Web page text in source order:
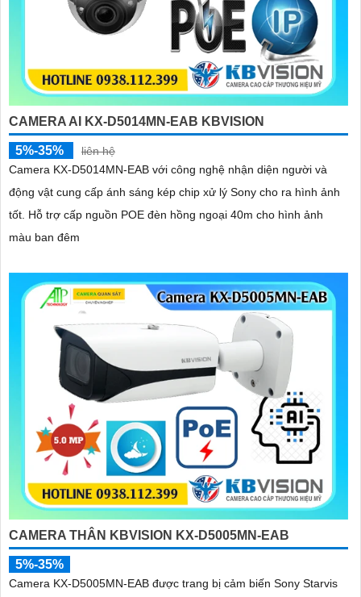
CAMERA AI KX-D5014MN-EAB KBVISION
5%-35%
liên hệ
Camera KX-D5014MN-EAB với công nghệ nhận diện người và
động vật cung cấp ánh sáng kép chip xử lý Sony cho ra hình ảnh
tốt. Hỗ trợ cấp nguồn POE đèn hồng ngoại 40m cho hình ảnh
màu ban đêm
CAMERA THÂN KBVISION KX-D5005MN-EAB
5%-35%
Camera KX-D5005MN-EAB được trang bị cảm biến Sony Starvis